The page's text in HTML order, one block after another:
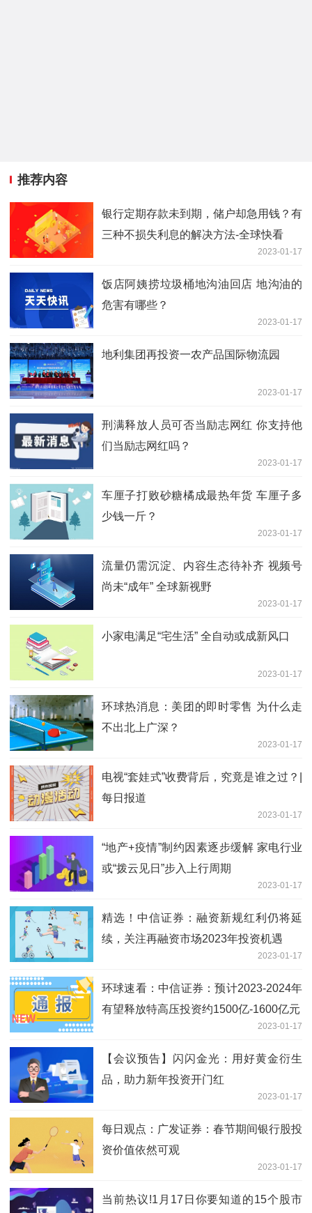
推荐内容
银行定期存款未到期，储户却急用钱？有
三种不损失利息的解决方法-全球快看
2023-01-17
饭店阿姨捞垃圾桶地沟油回店 地沟油的
危害有哪些？
2023-01-17
地利集团再投资一农产品国际物流园
2023-01-17
刑满释放人员可否当励志网红 你支持他
们当励志网红吗？
2023-01-17
车厘子打败砂糖橘成最热年货 车厘子多
少钱一斤？
2023-01-17
流量仍需沉淀、内容生态待补齐 视频号
尚未“成年” 全球新视野
2023-01-17
小家电满足“宅生活” 全自动或成新风口
2023-01-17
环球热消息：美团的即时零售 为什么走
不出北上广深？
2023-01-17
电视“套娃式”收费背后，究竟是谁之过？|
每日报道
2023-01-17
“地产+疫情”制约因素逐步缓解 家电行业
或“拨云见日”步入上行周期
2023-01-17
精选！中信证券：融资新规红利仍将延
续，关注再融资市场2023年投资机遇
2023-01-17
环球速看：中信证券：预计2023-2024年
有望释放特高压投资约1500亿-1600亿元
2023-01-17
【会议预告】闪闪金光：用好黄金衍生
品，助力新年投资开门红
2023-01-17
每日观点：广发证券：春节期间银行股投
资价值依然可观
2023-01-17
当前热议!1月17日你要知道的15个股市